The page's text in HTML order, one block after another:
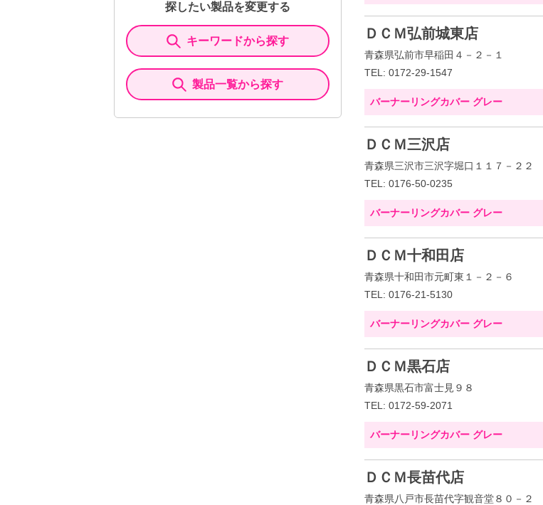
探したい製品を変更する
キーワードから探す
製品一覧から探す
ＤＣＭ弘前城東店
青森県弘前市早稲田４－２－１
TEL: 0172-29-1547
バーナーリングカバー グレー
ＤＣＭ三沢店
青森県三沢市三沢字堀口１１７－２２
TEL: 0176-50-0235
バーナーリングカバー グレー
ＤＣＭ十和田店
青森県十和田市元町東１－２－６
TEL: 0176-21-5130
バーナーリングカバー グレー
ＤＣＭ黒石店
青森県黒石市富士見９８
TEL: 0172-59-2071
バーナーリングカバー グレー
ＤＣＭ長苗代店
青森県八戸市長苗代字観音堂８０－２